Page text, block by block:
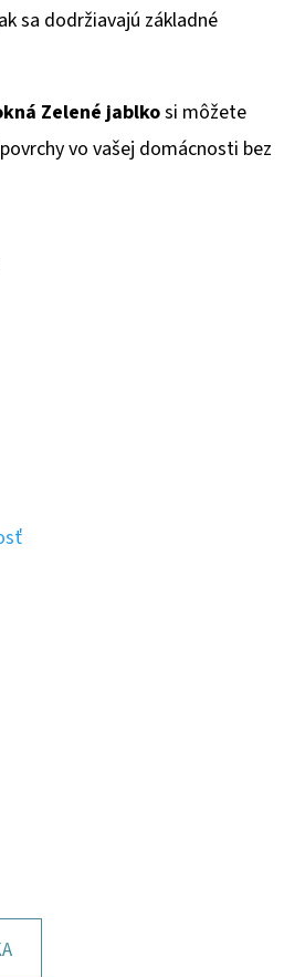
sa dodržiavajú základné
Zelené jablkosi môžete
vo vašej domácnosti bez